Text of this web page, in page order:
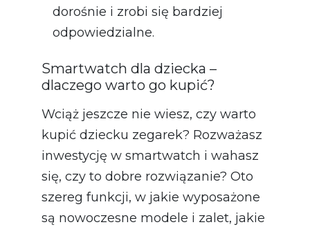
dorośnie i zrobi się bardziej
odpowiedzialne.
Smartwatch dla dziecka –
dlaczego warto go kupić?
Wciąż jeszcze nie wiesz, czy warto
kupić dziecku zegarek? Rozważasz
inwestycję w smartwatch i wahasz
się, czy to dobre rozwiązanie? Oto
szereg funkcji, w jakie wyposażone
są nowoczesne modele i zalet, jakie